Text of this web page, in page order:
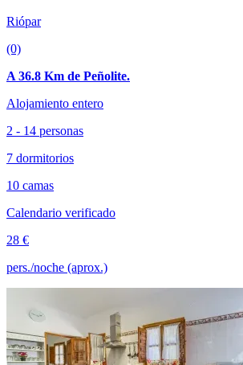
Riópar
(0)
A 36.8 Km de Peñolite.
Alojamiento entero
2 - 14 personas
7 dormitorios
10 camas
Calendario verificado
28 €
pers./noche (aprox.)